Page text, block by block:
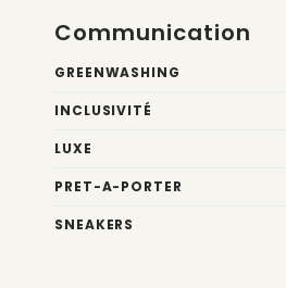
Communication
GREENWASHING
INCLUSIVITÉ
LUXE
PRET-A-PORTER
SNEAKERS